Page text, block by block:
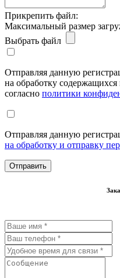
Прикрепить файл:
Максимальный размер
Выбрать файл
Отправляя данную
на обработку
согласно политики
Отправляя данную
на обработку и отправку